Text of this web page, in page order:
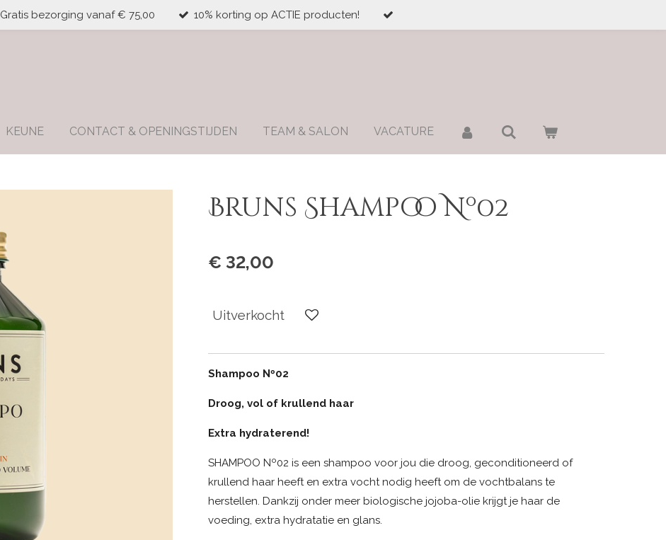
Gratis bezorging vanaf € 75,00 10% korting op ACTIE producten!
KEUNE CONTACT & OPENINGSTIJDEN TEAM & SALON VACATURE
Bruns Shampoo Nº02
€ 32,00
Uitverkocht
Shampoo Nº02
Droog, vol of krullend haar
Extra hydraterend!
SHAMPOO Nº02 is een shampoo voor jou die droog, geconditioneerd of
krullend haar heeft en extra vocht nodig heeft om de vochtbalans te
herstellen. Dankzij onder meer biologische jojoba-olie krijgt je haar de
voeding, extra hydratatie en glans.